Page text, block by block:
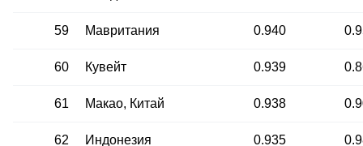
59 Мавритания 0.940
60 Кувейт 0.939
61 Макао, Китай 0.938
62 Индонезия 0.935